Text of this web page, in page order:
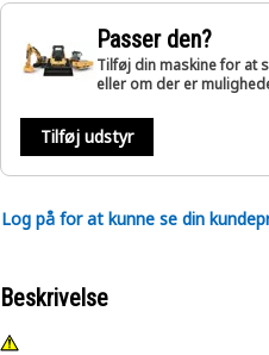
Passer den?
Tilføj din maskine for at
eller om der er
Tilføj udstyr
Log på for at kunne se din
Beskrivelse